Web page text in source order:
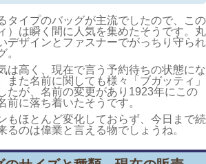
タイプのバッグが主流でしたので、この
）は瞬く間に人気を集めたそうです。丸
デザインとファスナーでがっちり守られ
。
は高く、現在で言う予約待ちの状態にな
また名前に関しても様々「ブガッティ」
たが、名前の変更があり1923年にこの
前に落ち着いたそうです。
もほとんど変化しておらず、今日まで続
るのは偉業と言える物でしょうね。